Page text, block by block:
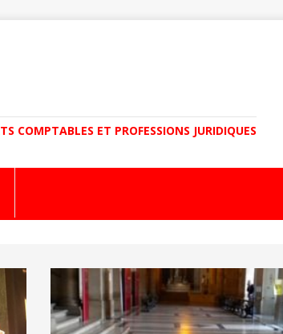
COMPTABLES ET PROFESSIONS JURIDIQUES